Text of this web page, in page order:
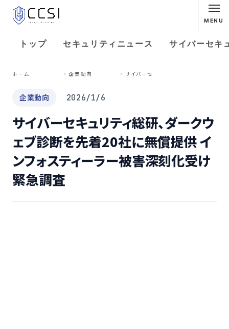
MENU
トップ セキュリティニュース サイバーセキ
ホーム 企業動向
企業動向 2026/1/6
サイバーセキュリティ総研、ダークウ
ェブ診断を先着20社に無償提供 イ
ンフォスティーラー被害深刻化受け
緊急調査